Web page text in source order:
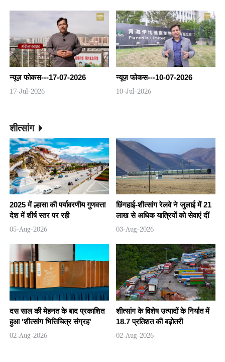
न्यूज़ फोकस---17-07-2026
17-Jul-2026
न्यूज़ फोकस---10-07-2026
10-Jul-2026
शीत्सांग
2025 में ल्हासा की पर्यावरणीय गुणवत्ता
देश में शीर्ष स्तर पर रही
05-Aug-2026
छिंगहाई-शीत्सांग रेलवे ने जुलाई में 21
लाख से अधिक यात्रियों को सेवाएं दीं
03-Aug-2026
दस साल की मेहनत के बाद प्रकाशित
हुआ 'शीत्सांग भित्तिचित्र संग्रह'
02-Aug-2026
शीत्सांग के विशेष उत्पादों के निर्यात में
18.7 प्रतिशत की बढ़ोतरी
02-Aug-2026